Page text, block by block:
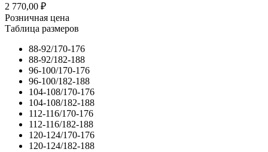
2 770,00 ₽
Розничная цена
Таблица размеров
88-92/170-176
88-92/182-188
96-100/170-176
96-100/182-188
104-108/170-176
104-108/182-188
112-116/170-176
112-116/182-188
120-124/170-176
120-124/182-188